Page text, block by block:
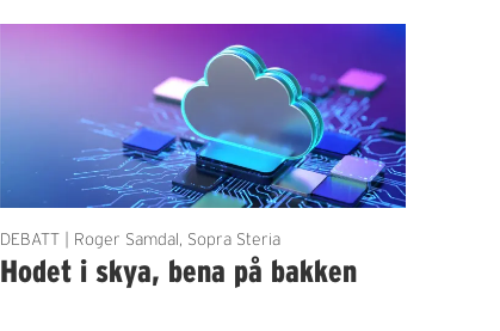
DEBATT | Roger Samdal, Sopra Steria
Hodet i skya, bena på bakken